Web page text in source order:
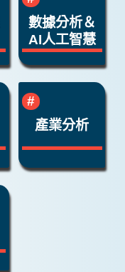
數據分析＆
AI人工智慧
產業分析